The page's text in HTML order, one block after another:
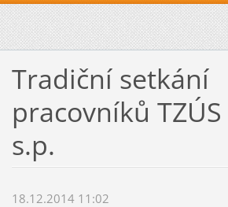
Tradiční setkání
pracovníků
s.p.
18.12.2014 11:02